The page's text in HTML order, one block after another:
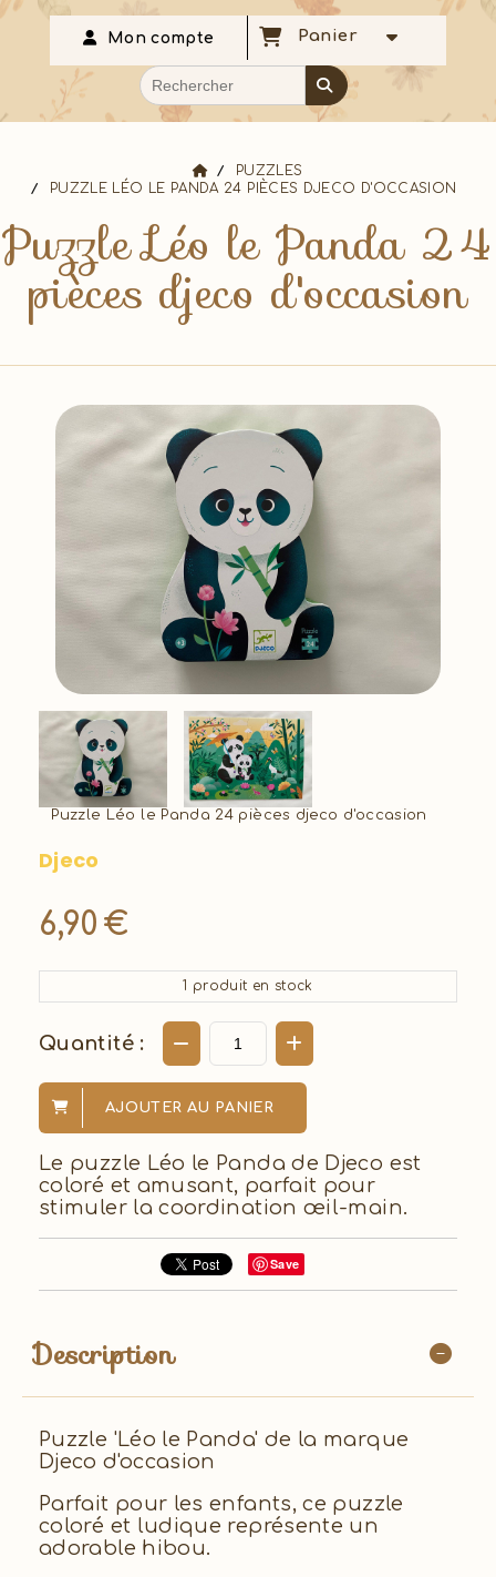
Mon compte Panier
PUZZLES
PUZZLE LÉO LE PANDA 24 PIÈCES DJECO D'OCCASION
Puzzle Léo le Panda 24
pièces djeco d'occasion
Puzzle Léo le Panda 24 pièces djeco d'occasion
Djeco
6,90 €
1 produit en stock
Quantité :
AJOUTER AU PANIER
Le puzzle Léo le Panda de Djeco est
coloré et amusant, parfait pour
stimuler la coordination œil-main.
Save
Description
Puzzle 'Léo le Panda' de la marque
Djeco d'occasion
Parfait pour les enfants, ce puzzle
coloré et ludique représente un
adorable hibou.